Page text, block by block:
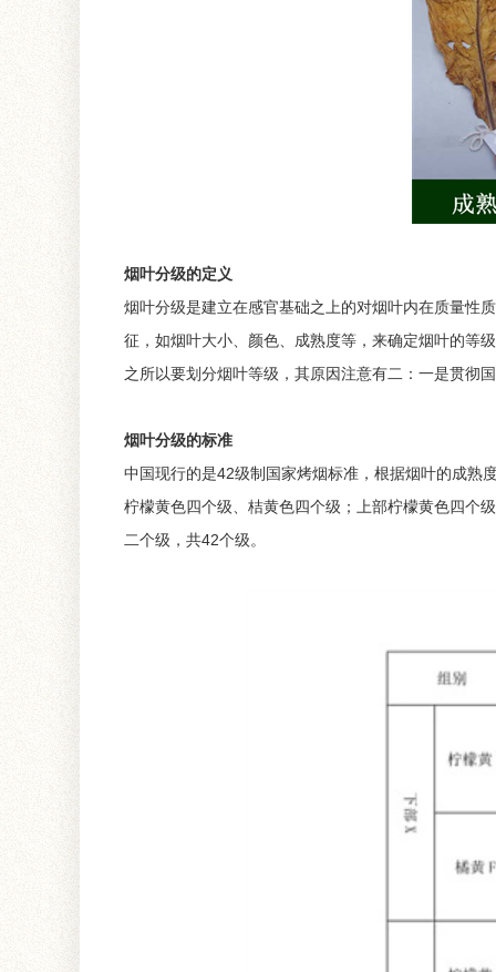
烟叶分级的定义
烟叶分级是建立在感官基础之上的对烟叶内在质量性
征，如烟叶大小、颜色、成熟度等，来确定烟叶的等
之所以要划分烟叶等级，其原因注意有二：一是贯彻
烟叶分级的标准
中国现行的是42级制国家烤烟标准，根据烟叶的成熟
柠檬黄色四个级、桔黄色四个级；上部柠檬黄色四个
二个级，共42个级。